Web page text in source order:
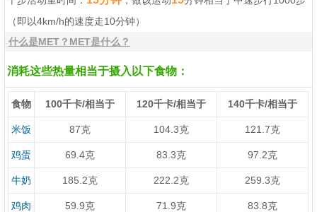
（即以4km/h的速度走10分钟）
什么是MET？MET是什么？
消耗这些热量相当于摄入以下食物：
食物 100千卡/相当于 120千卡/相当于 140千卡/相当于
米饭 87克 104.3克 121.7克
鸡蛋 69.4克 83.3克 97.2克
牛奶 185.2克 222.2克 259.3克
鸡肉 59.9克 71.9克 83.8克